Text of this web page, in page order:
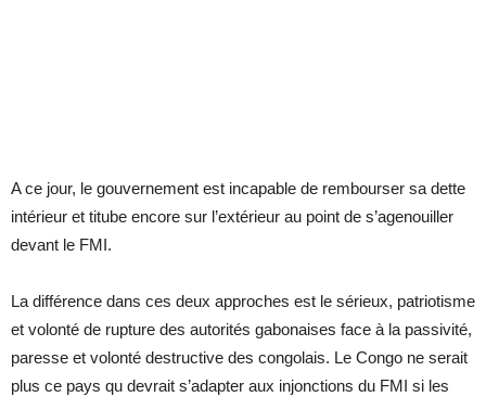
A ce jour, le gouvernement est incapable de rembourser sa dette
intérieur et titube encore sur l’extérieur au point de s’agenouiller
devant le FMI.
La différence dans ces deux approches est le sérieux, patriotisme
et volonté de rupture des autorités gabonaises face à la passivité,
paresse et volonté destructive des congolais. Le Congo ne serait
plus ce pays qu devrait s’adapter aux injonctions du FMI si les